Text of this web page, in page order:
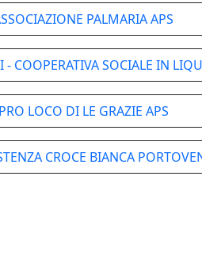
PALMARIA APS
- COOPERATIVA SOCIALE IN
PRO LOCO DI LE GRAZIE APS
CROCE BIANCA